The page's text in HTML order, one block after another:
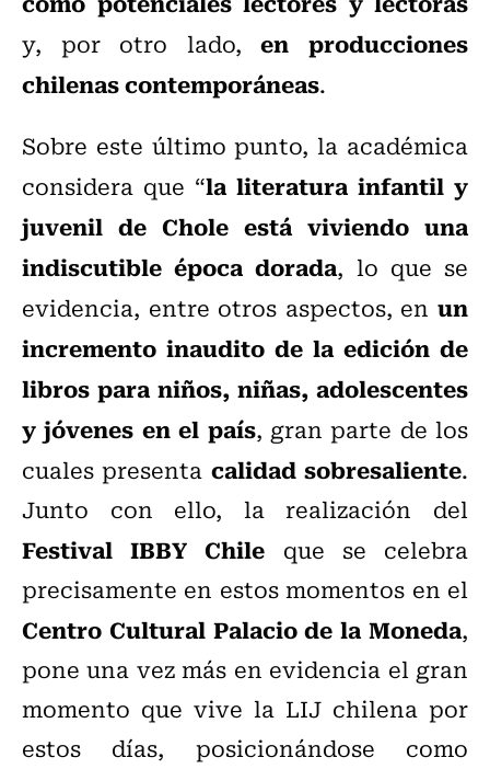
y, por otro lado,en producciones
chilenas contemporáneas.
Sobre este último punto, la académica
considera que “la literatura infantil y
juvenil de Chole está viviendo una
indiscutible época dorada, lo que se
evidencia, entre otros aspectos, en un
incremento inaudito de la edición de
libros para niños, niñas, adolescentes
y jóvenes en el país, gran parte de los
cuales presenta calidad sobresaliente.
Junto con ello, la realización del
Festival IBBY Chile que se celebra
precisamente en estos momentos en el
Centro Cultural Palacio de la Moneda,
pone una vez más en evidencia el gran
momento que vive la LIJ chilena por
estos días, posicionándose como